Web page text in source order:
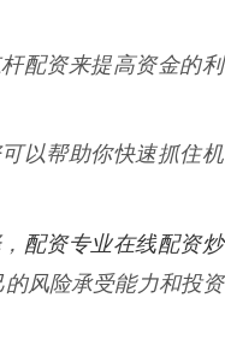
配资来提高资金的利
以帮助你快速抓住机
配资专业在线配资炒
风险承受能力和投资